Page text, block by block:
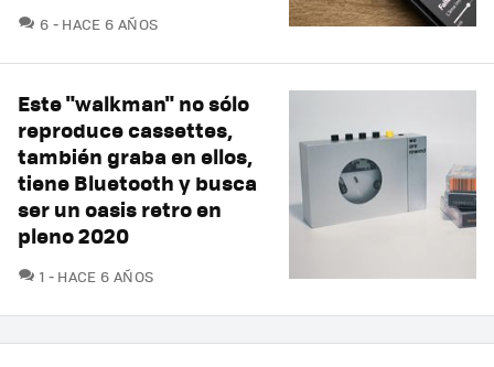
6 COMENTARIOS
HACE 6 AÑOS
Este "walkman" no sólo
reproduce cassettes,
también graba en ellos,
tiene Bluetooth y busca
ser un oasis retro en
pleno 2020
1 COMENTARIOS
HACE 6 AÑOS